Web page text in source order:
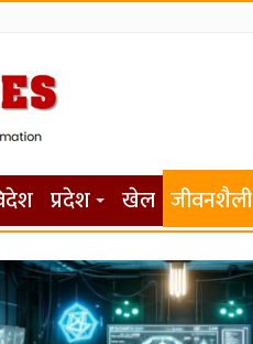
प्रदेश खेल जीवनशैली